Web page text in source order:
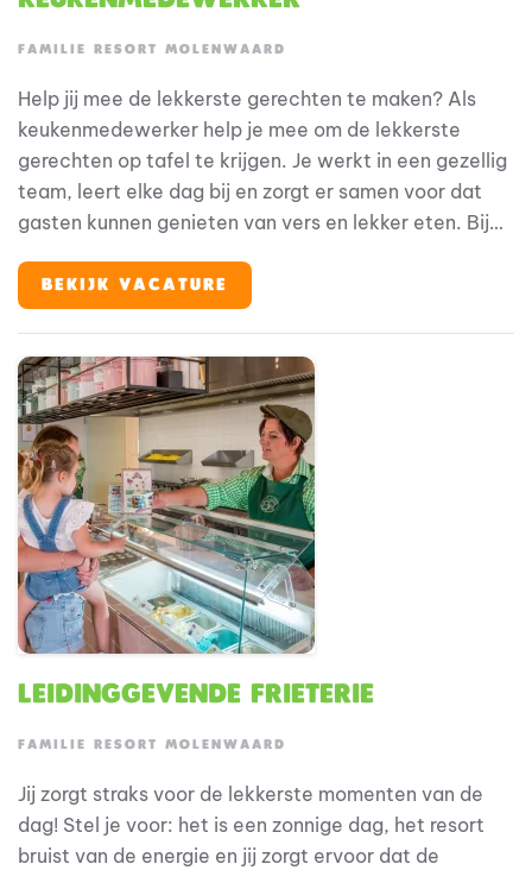
FAMILIE RESORT MOLENWAARD
Help jij mee de lekkerste gerechten te maken? Als
keukenmedewerker help je mee om de lekkerste
gerechten op tafel te krijgen. Je werkt in een gezellig
team, leert elke dag bij en zorgt er samen voor dat
gasten kunnen genieten van vers en lekker eten. Bij
Fien & Teun, waar alles draait om plezier, ontdekken
en jezelf kunnen zijn. En jij? Jij maakt de vakantie
en een gastvrije sfeer.
BEKIJK VACATURE
Leidinggevende Frieterie
FAMILIE RESORT MOLENWAARD
Jij zorgt straks voor de lekkerste momenten van de
dag! Stel je voor: het is een zonnige dag, het resort
bruist van de energie en jij zorgt ervoor dat de